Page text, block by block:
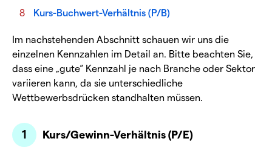
Kurs-Buchwert-Verhältnis (P/B)
Im nachstehenden Abschnitt schauen wir uns die
einzelnen Kennzahlen im Detail an. Bitte beachten Sie,
dass eine „gute“ Kennzahl je nach Branche oder Sektor
variieren kann, da sie unterschiedliche
Wettbewerbsdrücken standhalten müssen.
Kurs/Gewinn-Verhältnis (P/E)